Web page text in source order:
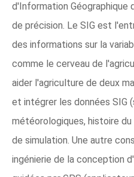
d'Information
de précision. Le SIG est
des informations sur la
comme le cerveau de
aider l'agriculture de deux
et intégrer les données SIG
météorologiques, histoire
de simulation. Une autre
ingénierie de la conception